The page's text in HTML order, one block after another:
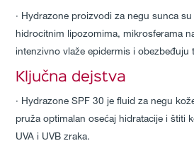
∙ Hydrazone proizvodi za negu sunca
hidrocitnim lipozomima, mikrosferama
intenzivno vlaže epidermis i obezbeđuju
Ključna dejstva
∙ Hydrazone SPF 30 je fluid za negu
pruža optimalan osećaj hidratacije i štiti
UVA i UVB zraka.